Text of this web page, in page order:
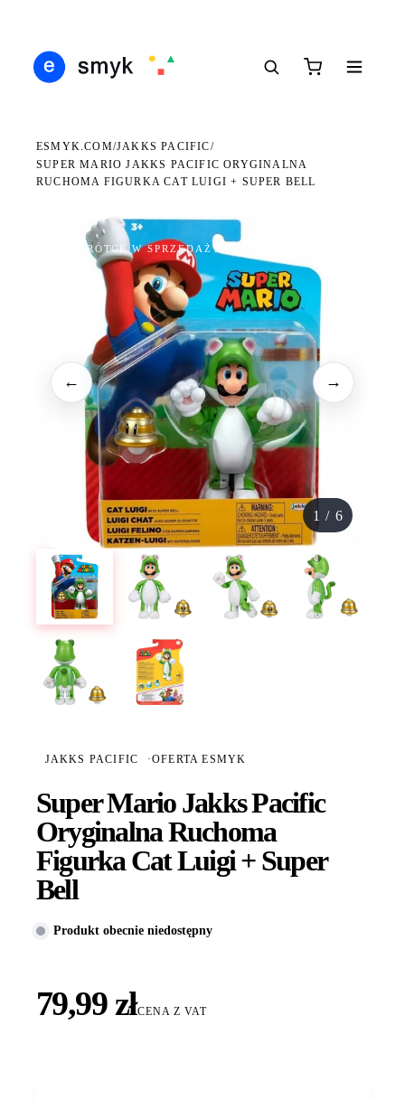
ESMYK.COM/JAKKS PACIFIC/
SUPER MARIO JAKKS PACIFIC ORYGINALNA
RUCHOMA FIGURKA CAT LUIGI + SUPER BELL
WKRÓTCE W SPRZEDAŻY
← →
1 / 6
JAKKS PACIFIC ·OFERTA ESMYK
Super Mario Jakks Pacific
Oryginalna Ruchoma
Figurka Cat Luigi + Super
Bell
Produkt obecnie niedostępny
79,99 złCENA Z VAT